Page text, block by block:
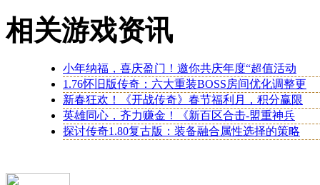
相关游戏资讯
小年纳福，喜庆盈门！邀你共庆年度“超值活动
1.76怀旧版传奇：六大重装BOSS房间优化调整更
新春狂欢！《开战传奇》春节福利月，积分赢限
英雄同心，齐力赚金！《新百区合击-盟重神兵
探讨传奇1.80复古版：装备融合属性选择的策略